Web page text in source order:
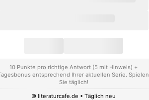
10 Punkte pro richtige Antwort (5 mit Hinweis) +
entsprechend Ihrer aktuellen Serie. Spielen
Sie täglich!
© literaturcafe.de • Täglich neu